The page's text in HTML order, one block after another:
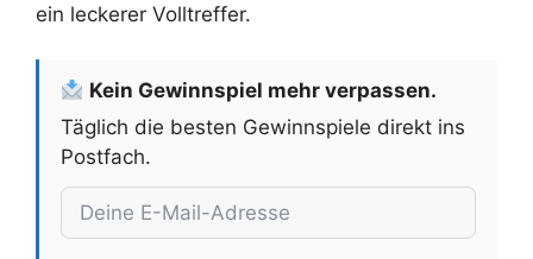
ein leckerer Volltreffer.
Kein Gewinnspiel mehr verpassen.
Täglich die besten Gewinnspiele direkt ins
Postfach.